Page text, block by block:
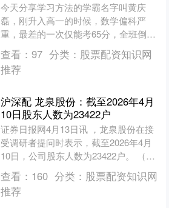
今天分享学习方法的学霸名字叫黄庆
磊，刚升入高一的时候，数学偏科严
重，最差的一次仅能考65分，全班倒
数，他甚至开始怀疑自己智商不行。 通
过三年的努力，高考时最终考....
查看： 97 分类： 股票配资知识网
推荐
沪深配 龙泉股份：截至2026年4月
10日股东人数为23422户
证券日报网4月13日讯 ，龙泉股份在接
受调研者提问时表示，截至2026年4月
10日，公司股东人数为23422户。 （文
章来源：证券日报） 海量资讯、精准解
读，尽....
查看： 160 分类： 股票配资知识网
推荐